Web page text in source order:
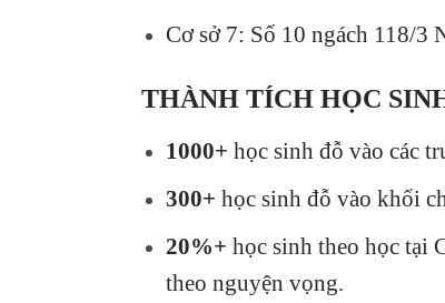
Cơ sở 7: Số 10 ngách 118/3
THÀNH TÍCH HỌC
1000+ học sinh đỗ vào các
300+ học sinh đỗ vào khối
20%+học sinh theo học tại
theo nguyện vọng.